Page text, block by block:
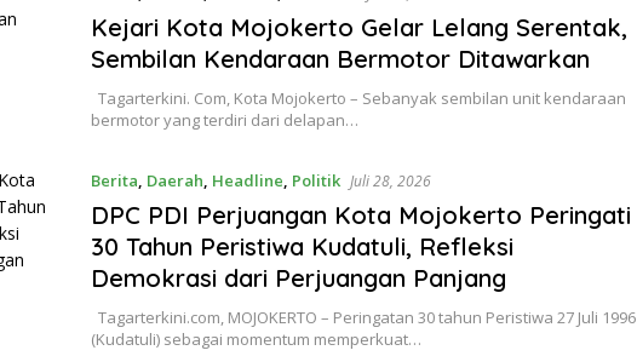
Kejari Kota Mojokerto Gelar Lelang Serentak,
Sembilan Kendaraan Bermotor Ditawarkan
Tagarterkini. Com, Kota Mojokerto – Sebanyak sembilan unit kendaraan
bermotor yang terdiri dari delapan…
Berita Daerah Headline Politik Juli 28, 2026
DPC PDI Perjuangan Kota Mojokerto Peringati
30 Tahun Peristiwa Kudatuli, Refleksi
Demokrasi dari Perjuangan Panjang
Tagarterkini.com, MOJOKERTO – Peringatan 30 tahun Peristiwa 27 Juli 1996
(Kudatuli) sebagai momentum memperkuat…